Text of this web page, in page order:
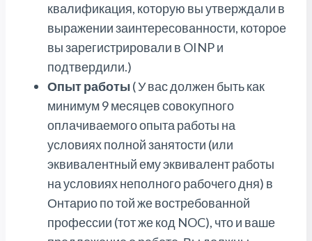
квалификация, которую вы утверждали в
выражении заинтересованности, которое
вы зарегистрировали в OINP и
подтвердили.)
Опыт работы ( У вас должен быть как
минимум 9 месяцев совокупного
оплачиваемого опыта работы на
условиях полной занятости (или
эквивалентный ему эквивалент работы
на условиях неполного рабочего дня) в
Онтарио по той же востребованной
профессии (тот же код NOC), что и ваше